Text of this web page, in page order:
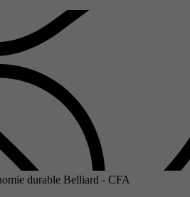
durable Belliard - CFA